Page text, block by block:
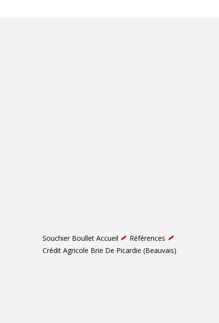
Souchier Boullet Accueil
Références
Crédit Agricole Brie De Picardie (Beauvais)